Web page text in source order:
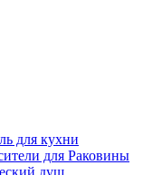
для кухни
для Раковины
душ